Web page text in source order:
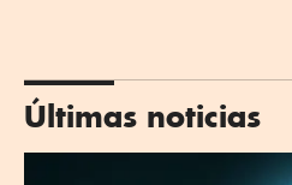
Últimas noticias